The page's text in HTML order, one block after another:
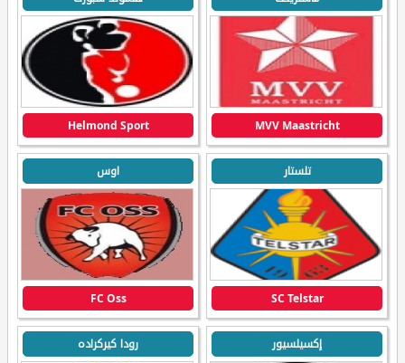
MVV Maastricht
Helmond Sport
تلستار
SC Telstar
اوس
FC Oss
إكسيلسيور رودا كيركراده